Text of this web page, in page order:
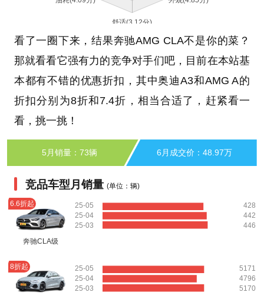
看了一圈下来，结果奔驰AMG CLA不是你的菜？
那就看看它强有力的竞争对手们吧，目前在本站基
本都有不错的优惠折扣，其中奥迪A3和AMG A的
折扣分别为8折和7.4折，相当合适了，赶紧看一
看，挑一挑！
5月销量：73辆 6月成交价：48.97万
竞品车型月销量 (单位：辆)
6.6折起
奔驰CLA级
25-05
25-04
25-03
428
442
446
8折起
25-05
25-04
25-03
5171
4796
5170